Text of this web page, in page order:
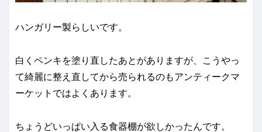
ハンガリー製らしいです。
白くペンキを塗り直したあとがありますが、こうやっ
て綺麗に整え直してから売られるのもアンティークマ
ーケットではよくあります。
ちょうどいっぱい入る食器棚が欲しかったんです。